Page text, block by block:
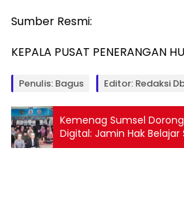
Sumber Resmi:
KEPALA PUSAT PENERANGAN
Penulis: Bagus Editor: Redaksi
Kemenag Sumsel
Digital: Jamin Hak
Tepat Sasaran